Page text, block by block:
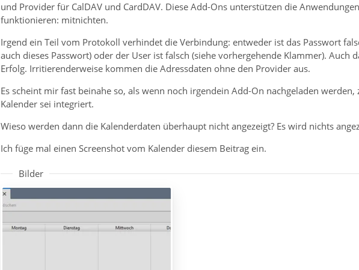
und Provider für CalDAV und CardDAV. Diese Add-Ons unterstützen die
funktionieren: mitnichten.
Irgend ein Teil vom Protokoll verhindet die Verbindung: entweder ist das Passwort
auch dieses Passwort) oder der User ist falsch (siehe vorhergehende Klammer). Auch
Erfolg. Irritierenderweise kommen die Adressdaten ohne den Provider aus.
Es scheint mir fast beinahe so, als wenn noch irgendein Add-On nachgeladen
Kalender sei integriert.
Wieso werden dann die Kalenderdaten überhaupt nicht angezeigt? Es wird nichts
Ich füge mal einen Screenshot vom Kalender diesem Beitrag ein.
Bilder